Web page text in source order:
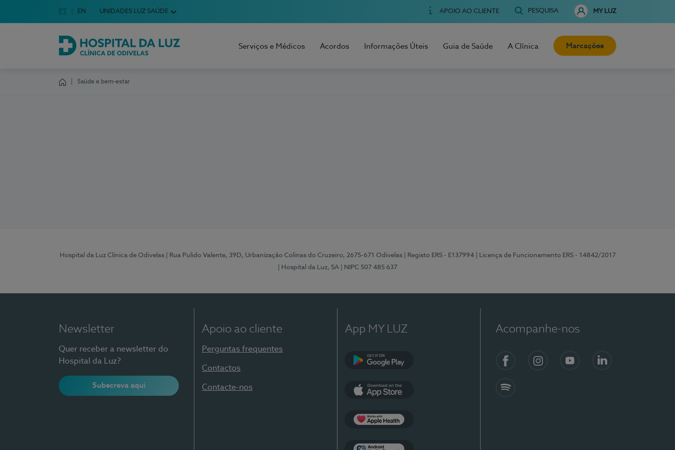
Escolha o seu idioma
Idioma em Português
PT English Language
EN UNIDADES LUZ SAÚDE APOIO AO CLIENTE PESQUISA MY LUZ
Hospital da Luz Clínica de Odivelas
Serviços e Médicos Acordos Informações Úteis Guia de Saúde A Clínica Marcações
Saúde e bem-estar
Hospital da Luz Clínica de Odivelas | Rua Pulido Valente, 39D, Urbanização Colinas do Cruzeiro, 2675-671 Odivelas | Registo ERS - E137994
| Licença de Funcionamento ERS - 14842/2017
| Hospital da Luz, SA
| NIPC 507 485 637
Newsletter
Quer receber a newsletter do
Hospital da Luz?
Subscreva aqui
Apoio ao cliente
Perguntas frequentes
Contactos
Contacte-nos
App MY LUZ Acompanhe-nos